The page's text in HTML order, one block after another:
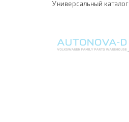
Универсальный каталог